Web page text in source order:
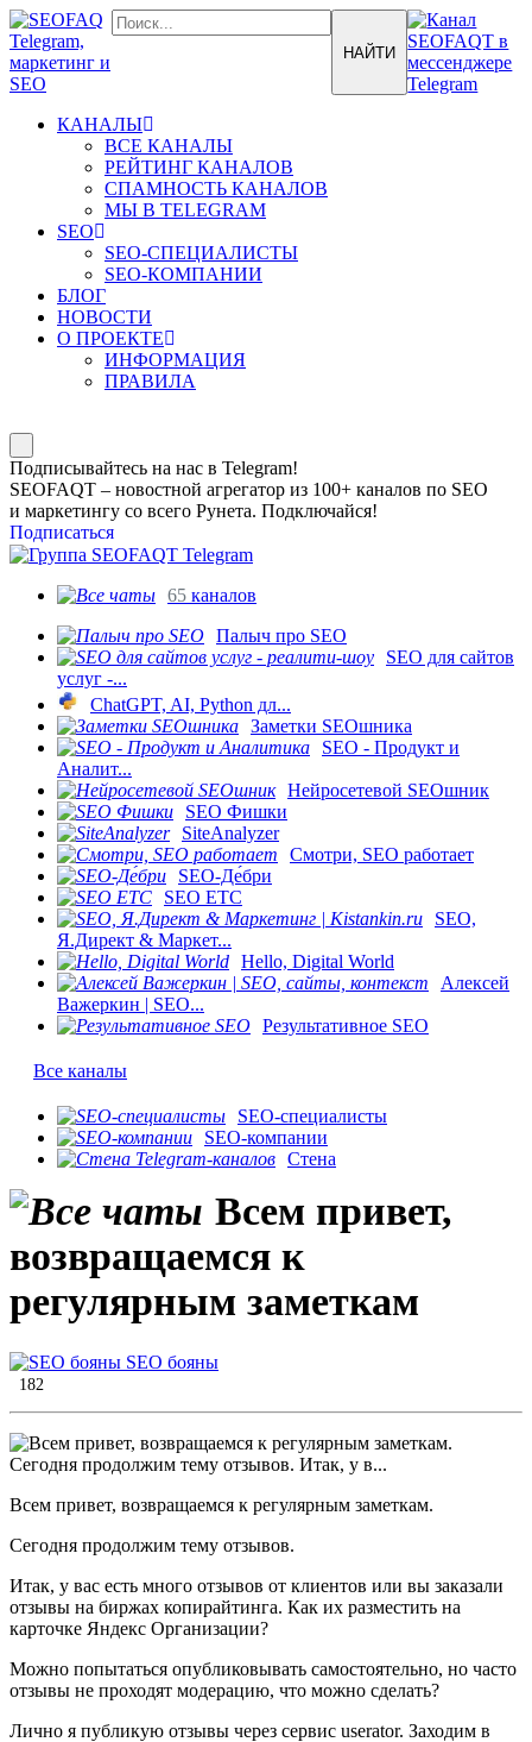
КАНАЛЫ
ВСЕ КАНАЛЫ
РЕЙТИНГ КАНАЛОВ
СПАМНОСТЬ КАНАЛОВ
МЫ В TELEGRAM
SEO
SEO-СПЕЦИАЛИСТЫ
SEO-КОМПАНИИ
БЛОГ
НОВОСТИ
О ПРОЕКТЕ
ИНФОРМАЦИЯ
ПРАВИЛА
Подписывайтесь на нас в Telegram!
SEOFAQT – новостной агрегатор из 100+ каналов по SEO
и маркетингу со всего Рунета. Подключайся!
Подписаться
65 каналов
Палыч про SEO
SEO для сайтов
услуг -...
ChatGPT, AI, Python дл...
Заметки SEOшника
SEO - Продукт и
Аналит...
Нейросетевой SEOшник
SEO Фишки
SiteAnalyzer
Смотри, SEO работает
SEO-Де́бри
SEO ETC
SEO,
Я.Директ & Маркет...
Hello, Digital World
Алексей
Важеркин | SEO...
Результативное SEO
Все каналы
SEO-специалисты
SEO-компании
Стена
Всем привет,
возвращаемся к
регулярным заметкам
SEO бояны
182
Всем привет, возвращаемся к регулярным заметкам.
Сегодня продолжим тему отзывов.
Итак, у вас есть много отзывов от клиентов или вы заказали
отзывы на биржах копирайтинга. Как их разместить на
карточке Яндекс Организации?
Можно попытаться опубликовывать самостоятельно, но часто
отзывы не проходят модерацию, что можно сделать?
Лично я публикую отзывы через сервис userator. Заходим в